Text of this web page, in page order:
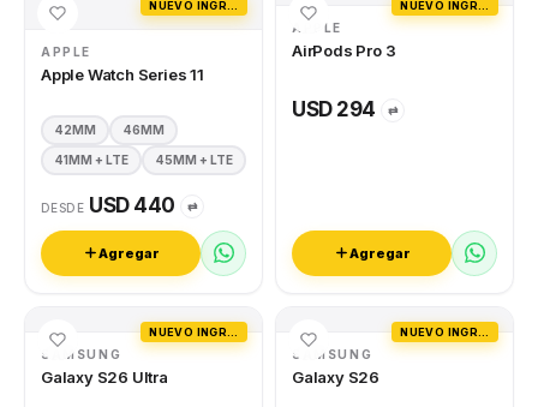
APPLE
Apple Watch Series 11
42MM 46MM
41MM + LTE 45MM + LTE
DESDE USD 440 ⇄
Agregar
APPLE
AirPods Pro 3
USD 294 ⇄
Agregar
SAMSUNG
Galaxy S26 Ultra
SAMSUNG
Galaxy S26